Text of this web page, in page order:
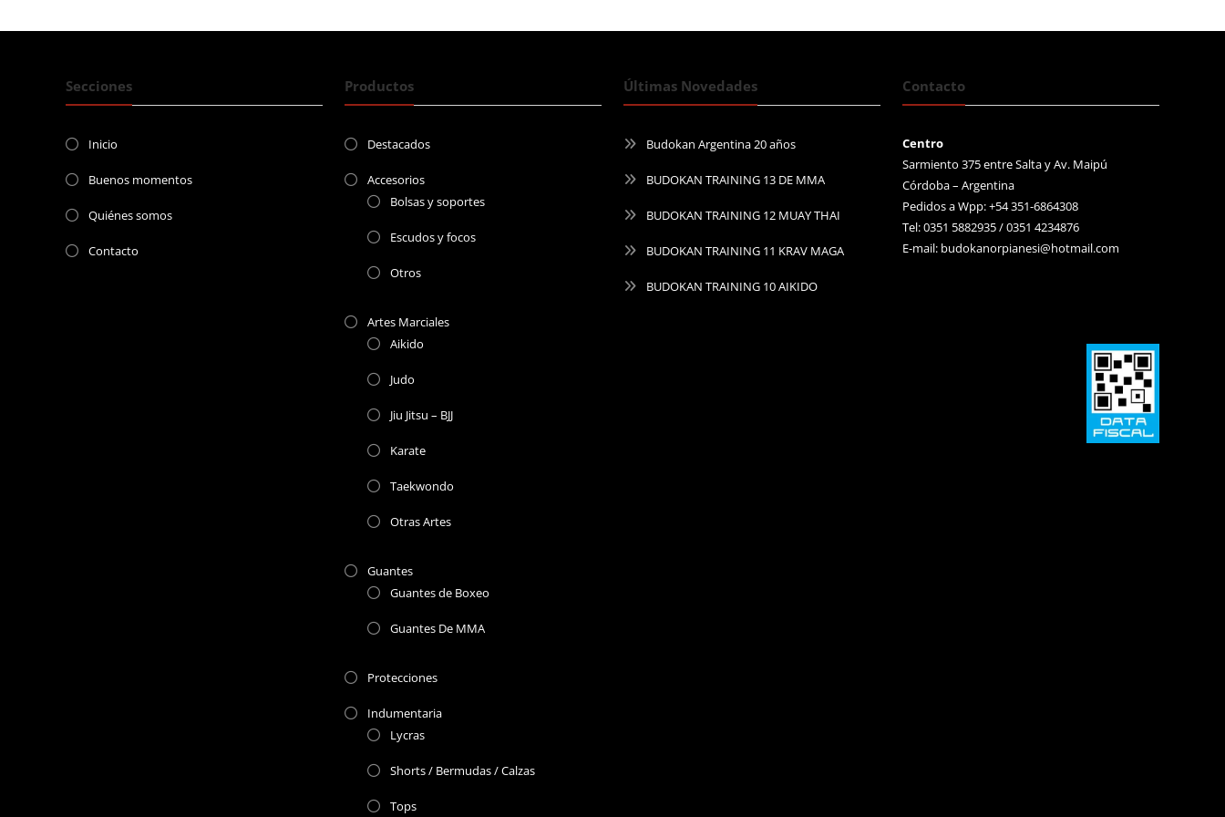
Secciones
Inicio
Buenos momentos
Quiénes somos
Contacto
Productos
Destacados
Accesorios
Bolsas y soportes
Escudos y focos
Otros
Artes Marciales
Aikido
Judo
Jiu Jitsu – BJJ
Karate
Taekwondo
Otras Artes
Guantes
Guantes de Boxeo
Guantes De MMA
Protecciones
Indumentaria
Lycras
Shorts / Bermudas / Calzas
Tops
Últimas Novedades
Budokan Argentina 20 años
BUDOKAN TRAINING 13 DE MMA
BUDOKAN TRAINING 12 MUAY THAI
BUDOKAN TRAINING 11 KRAV MAGA
BUDOKAN TRAINING 10 AIKIDO
Contacto
Centro
Sarmiento 375 entre Salta y Av. Maipú
Córdoba – Argentina
Pedidos a Wpp: +54 351-6864308
Tel: 0351 5882935 / 0351 4234876
E-mail: budokanorpianesi@hotmail.com